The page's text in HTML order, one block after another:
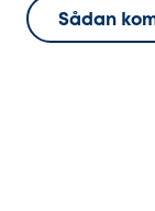
Sådan